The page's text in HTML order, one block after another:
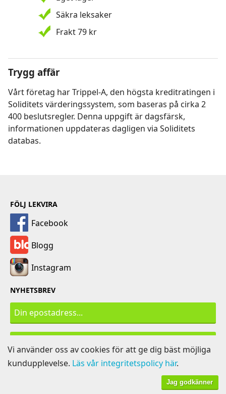
Säkra leksaker
Frakt 79 kr
Trygg affär
Vårt företag har Trippel-A, den högsta kreditratingen i
Soliditets värderingssystem, som baseras på cirka 2
400 beslutsregler. Denna uppgift är dagsfärsk,
informationen uppdateras dagligen via Soliditets
databas.
FÖLJ LEKVIRA
Facebook
Blogg
Instagram
NYHETSBREV
Vi använder oss av cookies för att ge dig bäst möjliga
kundupplevelse. Läs vår integritetspolicy här.
Jag godkänner